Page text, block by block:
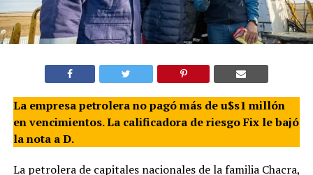
La empresa petrolera no pagó más de u$s1 millón
en vencimientos. La calificadora de riesgo Fix le bajó
la nota a D.
La petrolera de capitales nacionales de la familia Chacra,